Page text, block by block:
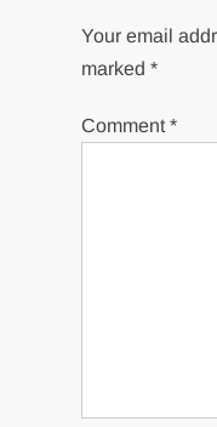
Your email
marked*
Comment*